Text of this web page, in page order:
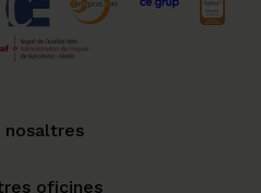
nosaltres
oficines